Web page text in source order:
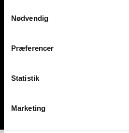
Nødvendig
Præferencer
Statistik
Marketing